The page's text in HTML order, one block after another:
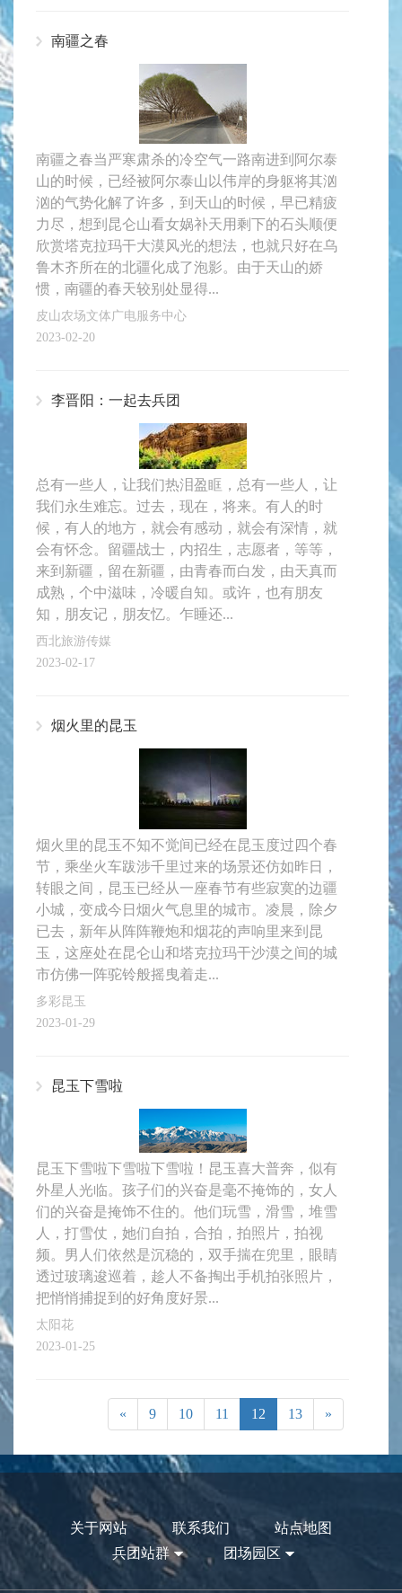
南疆之春
南疆之春当严寒肃杀的冷空气一路南进到阿尔泰
山的时候，已经被阿尔泰山以伟岸的身躯将其汹
汹的气势化解了许多，到天山的时候，早已精疲
力尽，想到昆仑山看女娲补天用剩下的石头顺便
欣赏塔克拉玛干大漠风光的想法，也就只好在乌
鲁木齐所在的北疆化成了泡影。由于天山的娇
惯，南疆的春天较别处显得...
皮山农场文体广电服务中心
2023-02-20
李晋阳：一起去兵团
总有一些人，让我们热泪盈眶，总有一些人，让
我们永生难忘。过去，现在，将来。有人的时
候，有人的地方，就会有感动，就会有深情，就
会有怀念。留疆战士，内招生，志愿者，等等，
来到新疆，留在新疆，由青春而白发，由天真而
成熟，个中滋味，冷暖自知。或许，也有朋友
知，朋友记，朋友忆。乍睡还...
西北旅游传媒
2023-02-17
烟火里的昆玉
烟火里的昆玉不知不觉间已经在昆玉度过四个春
节，乘坐火车跋涉千里过来的场景还仿如昨日，
转眼之间，昆玉已经从一座春节有些寂寞的边疆
小城，变成今日烟火气息里的城市。凌晨，除夕
已去，新年从阵阵鞭炮和烟花的声响里来到昆
玉，这座处在昆仑山和塔克拉玛干沙漠之间的城
市仿佛一阵驼铃般摇曳着走...
多彩昆玉
2023-01-29
昆玉下雪啦
昆玉下雪啦下雪啦下雪啦！昆玉喜大普奔，似有
外星人光临。孩子们的兴奋是毫不掩饰的，女人
们的兴奋是掩饰不住的。他们玩雪，滑雪，堆雪
人，打雪仗，她们自拍，合拍，拍照片，拍视
频。男人们依然是沉稳的，双手揣在兜里，眼睛
透过玻璃逡巡着，趁人不备掏出手机拍张照片，
把悄悄捕捉到的好角度好景...
太阳花
2023-01-25
« 9 10 11 12 13 »
关于网站 联系我们
站点地图
兵团站群
团场园区